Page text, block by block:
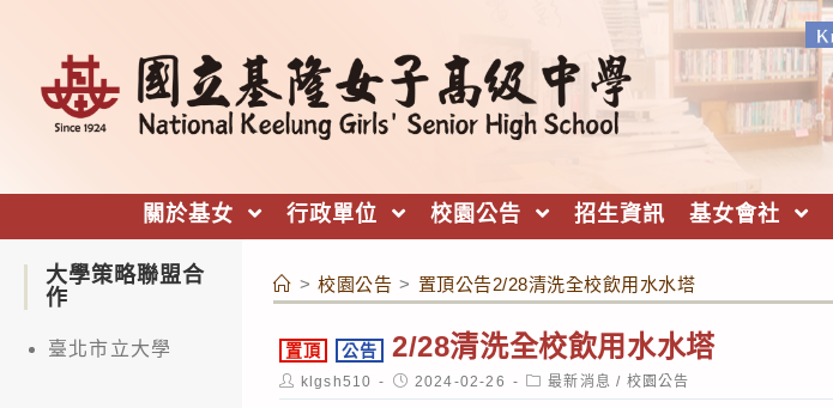
關於基女 行政單位 校園公告 招生資訊 基女會社
> 校園公告 > 置頂公告2/28清洗全校飲用水水塔
置頂 公告 2/28清洗全校飲用水水塔
Post
author:
klgsh510
Post
published:
2024-02-26
Post
category:
最新消息 / 校園公告
大學策略聯盟合
作
臺北市立大學